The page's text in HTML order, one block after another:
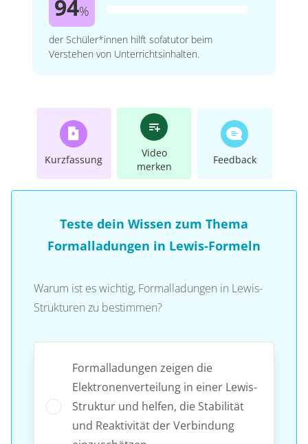
94%
der Schüler*innen hilft sofatutor beim
Verstehen von Unterrichtsinhalten.
Kurzfassung
Video
merken
Feedback
Teste dein Wissen zum Thema
Formalladungen in Lewis-Formeln
Warum ist es wichtig, Formalladungen in Lewis-
Strukturen zu bestimmen?
Formalladungen zeigen die
Elektronenverteilung in einer Lewis-
Struktur und helfen, die Stabilität
und Reaktivität der Verbindung